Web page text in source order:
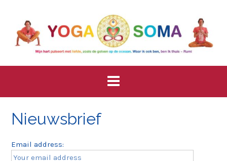
content
Nieuwsbrief
Email address: